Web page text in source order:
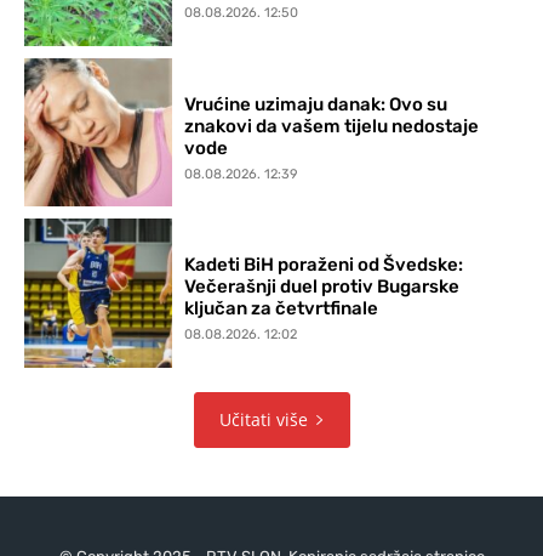
08.08.2026. 12:50
Vrućine uzimaju danak: Ovo su
znakovi da vašem tijelu nedostaje
vode
08.08.2026. 12:39
Kadeti BiH poraženi od Švedske:
Večerašnji duel protiv Bugarske
ključan za četvrtfinale
08.08.2026. 12:02
Učitati više